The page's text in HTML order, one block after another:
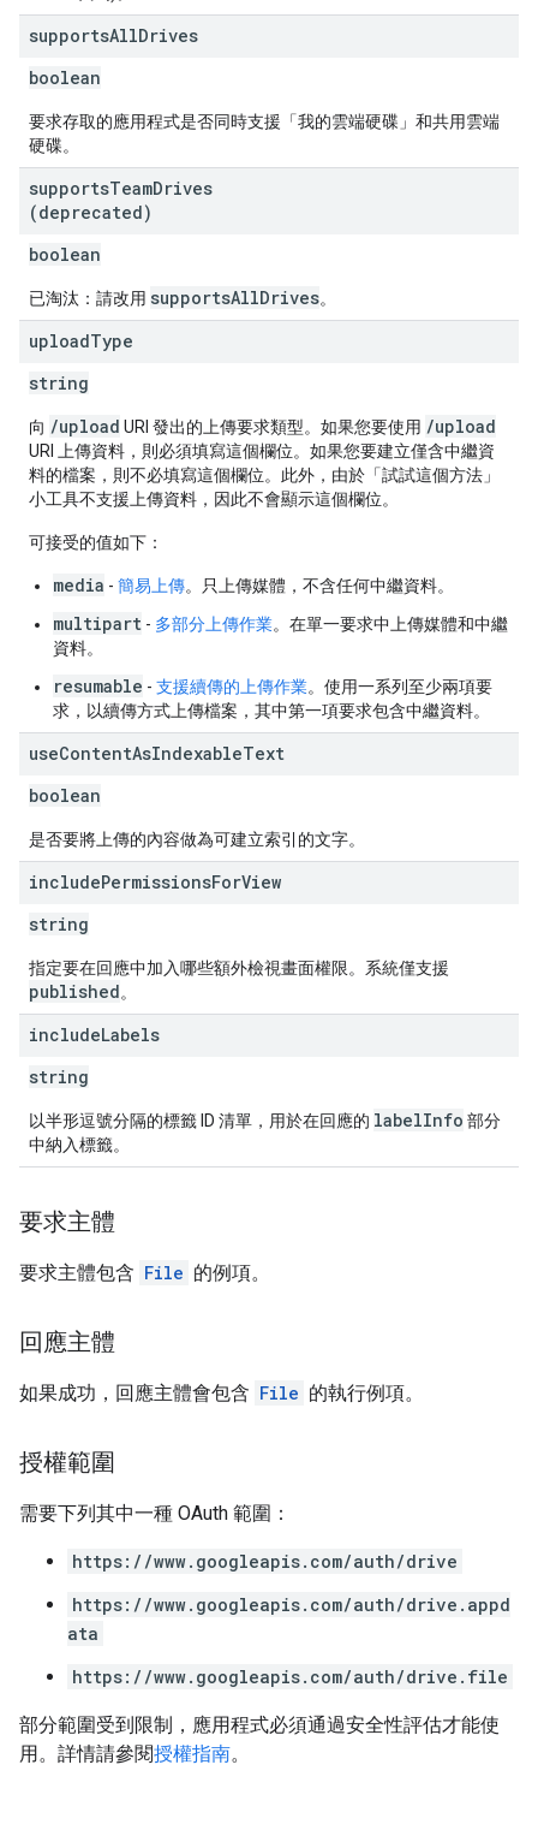
supportsAllDrives
boolean
要求存取的應用程式是否同時支援「我的雲端硬碟」和共用雲端
硬碟。
supportsTeamDrives
(deprecated)
boolean
已淘汰：請改用 supportsAllDrives。
uploadType
string
向 /upload URI 發出的上傳要求類型。如果您要使用 /upload
URI 上傳資料，則必須填寫這個欄位。如果您要建立僅含中繼資
料的檔案，則不必填寫這個欄位。此外，由於「試試這個方法」
小工具不支援上傳資料，因此不會顯示這個欄位。
可接受的值如下：
media - 簡易上傳。只上傳媒體，不含任何中繼資料。
multipart - 多部分上傳作業。在單一要求中上傳媒體和中繼
資料。
resumable - 支援續傳的上傳作業。使用一系列至少兩項要
求，以續傳方式上傳檔案，其中第一項要求包含中繼資料。
useContentAsIndexableText
boolean
是否要將上傳的內容做為可建立索引的文字。
includePermissionsForView
string
指定要在回應中加入哪些額外檢視畫面權限。系統僅支援
published。
includeLabels
string
以半形逗號分隔的標籤 ID 清單，用於在回應的 labelInfo 部分
中納入標籤。
要求主體
要求主體包含 File 的例項。
回應主體
如果成功，回應主體會包含 File 的執行例項。
授權範圍
需要下列其中一種 OAuth 範圍：
https://www.googleapis.com/auth/drive
https://www.googleapis.com/auth/drive.appd
ata
https://www.googleapis.com/auth/drive.file
部分範圍受到限制，應用程式必須通過安全性評估才能使
用。詳情請參閱授權指南。